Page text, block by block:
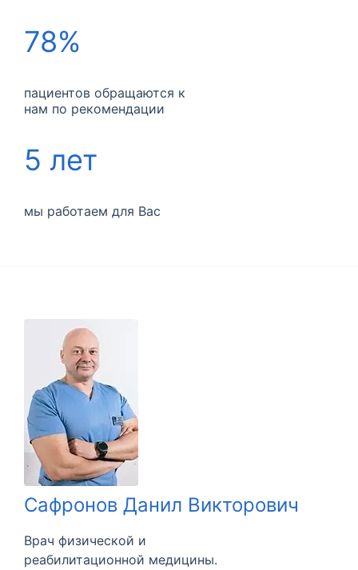
78%
пациентов обращаются к
нам по рекомендации
5 лет
мы работаем для Вас
Сафронов Данил Викторович
Врач физической и
реабилитационной медицины.